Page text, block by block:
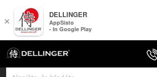
Prejsť
na
obsah
×
DELLINGER
AppSisto
- In Google Play